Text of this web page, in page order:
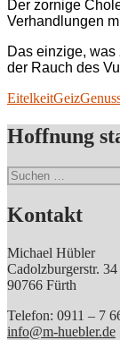
Der zornige
Verhandlungen
Das einzige,
der Rauch des
EitelkeitGeiz
Hoffnung
Suchen
nach:
Kontakt
Michael Hübler
Cadolzburgerstr. 34
90766 Fürth
Telefon: 0911 – 7
info@m-huebler.de